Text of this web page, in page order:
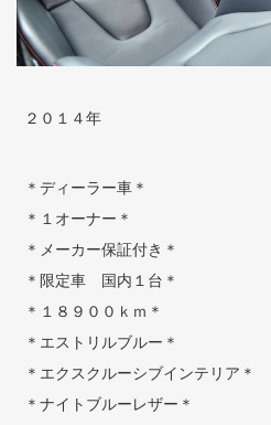
２０１４年
＊ディーラー車＊
＊１オーナー＊
＊メーカー保証付き＊
＊限定車 国内１台＊
＊１８９００ｋｍ＊
＊エストリルブルー＊
＊エクスクルーシブインテリア＊
＊ナイトブルーレザー＊